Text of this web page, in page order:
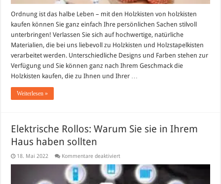
Ordnung ist das halbe Leben – mit den Holzkisten von holzkisten
kaufen können Sie ganz einfach Ihre persönlichen Sachen stilvoll
unterbringen! Verlassen Sie sich auf hochwertige, natürliche
Materialien, die bei uns liebevoll zu Holzkisten und Holzstapelkisten
verarbeitet werden. Unterschiedliche Designs und Farben stehen zur
Verfügung und Sie können ganz nach Ihrem Geschmack die
Holzkisten kaufen, die zu Ihnen und Ihrer …
Weiterlesen »
Elektrische Rollos: Warum Sie sie in Ihrem
Haus haben sollten
18. Mai 2022 Kommentare deaktiviertfür
Rollos:
Warum